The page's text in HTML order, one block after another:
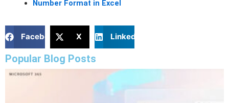
Number Format in Excel
Facebook X LinkedIn
Popular Blog Posts